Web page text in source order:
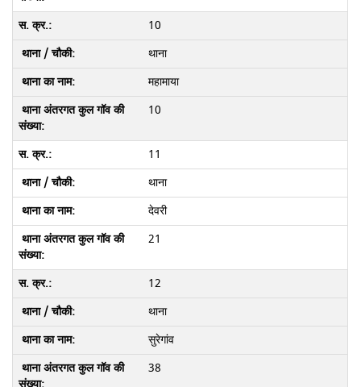
10
थाना
महामाया
10
11
थाना
देवरी
21
12
थाना
सुरेगांव
38